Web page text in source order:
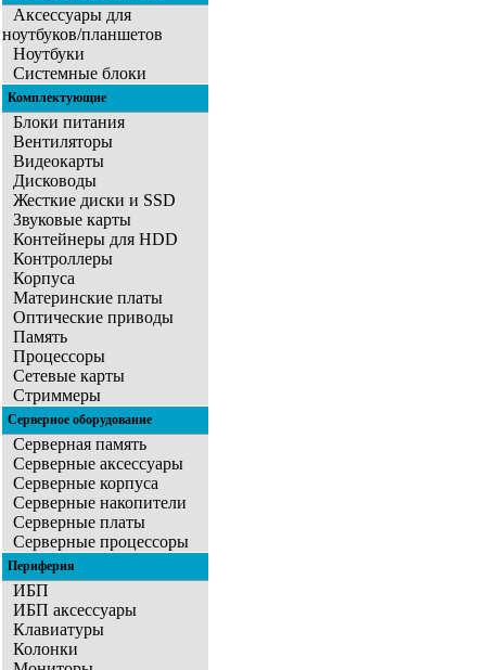
Аксессуары для
ноутбуков/планшетов
Ноутбуки
Системные блоки
Комплектующие
Блоки питания
Вентиляторы
Видеокарты
Дисководы
Жесткие диски и SSD
Звуковые карты
Контейнеры для HDD
Контроллеры
Корпуса
Материнские платы
Оптические приводы
Память
Процессоры
Сетевые карты
Стриммеры
Серверное оборудование
Серверная память
Серверные аксессуары
Серверные корпуса
Серверные накопители
Серверные платы
Серверные процессоры
Периферия
ИБП
ИБП аксессуары
Клавиатуры
Колонки